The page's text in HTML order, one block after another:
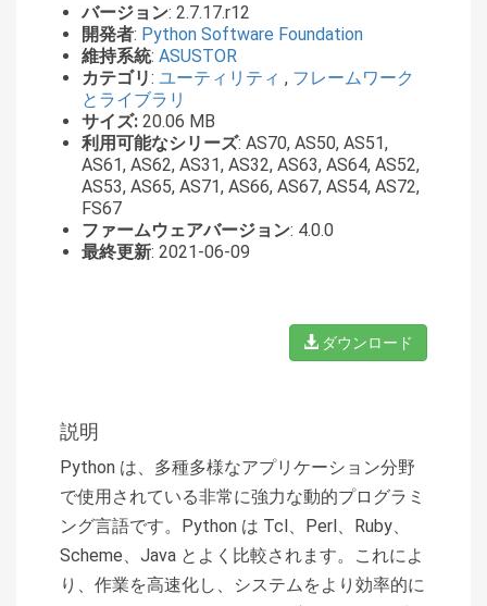
バージョン: 2.7.17.r12
開発者: Python Software Foundation
維持系統: ASUSTOR
カテゴリ: ユーティリティ , フレームワーク
とライブラリ
サイズ: 20.06 MB
利用可能なシリーズ: AS70, AS50, AS51,
AS61, AS62, AS31, AS32, AS63, AS64, AS52,
AS53, AS65, AS71, AS66, AS67, AS54, AS72,
FS67
ファームウェアバージョン: 4.0.0
最終更新: 2021-06-09
ダウンロード
説明
Python は、多種多様なアプリケーション分野
で使用されている非常に強力な動的プログラミ
ング言語です。Python は Tcl、Perl、Ruby、
Scheme、Java とよく比較されます。これによ
り、作業を高速化し、システムをより効率的に